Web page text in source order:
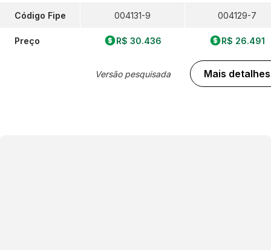
Código Fipe
Preço
004131-9
R$ 30.436
Versão pesquisada
004129-7
R$ 26.491
Mais detalhes